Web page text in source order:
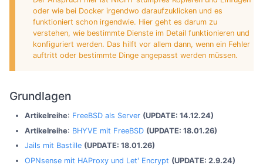
oder wie bei Docker irgendwo daraufzuklicken und es
funktioniert schon irgendwie. Hier geht es darum zu
verstehen, wie bestimmte Dienste im Detail funktionieren und
konfiguriert werden. Das hilft vor allem dann, wenn ein Fehler
auftritt oder bestimmte Dinge angepasst werden müssen.
Grundlagen
Artikelreihe: FreeBSD als Server (UPDATE: 14.12.24)
Artikelreihe: BHYVE mit FreeBSD (UPDATE: 18.01.26)
Jails mit Bastille (UPDATE: 18.01.26)
OPNsense mit HAProxy und Let' Encrypt (UPDATE: 2.9.24)